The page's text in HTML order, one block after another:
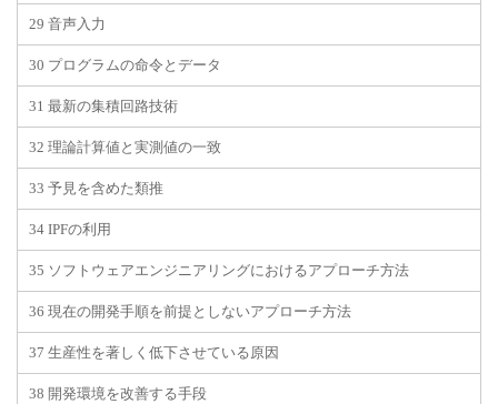
29 音声入力
30 プログラムの命令とデータ
31 最新の集積回路技術
32 理論計算値と実測値の一致
33 予見を含めた類推
34 IPFの利用
35 ソフトウェアエンジニアリングにおけるアプローチ方法
36 現在の開発手順を前提としないアプローチ方法
37 生産性を著しく低下させている原因
38 開発環境を改善する手段